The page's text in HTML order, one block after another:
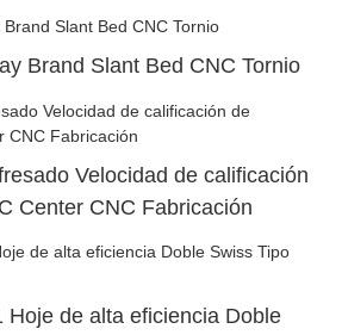
Brand Slant Bed CNC Tornio
Velocidad de calificación
Center CNC Fabricación
Hoje de alta eficiencia Doble